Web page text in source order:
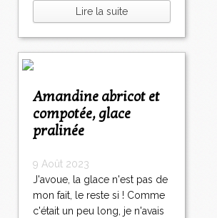
Lire la suite
Amandine abricot et
compotée, glace
pralinée
9 Août 2023
J'avoue, la glace n'est pas de
mon fait, le reste si ! Comme
c'était un peu long, je n'avais